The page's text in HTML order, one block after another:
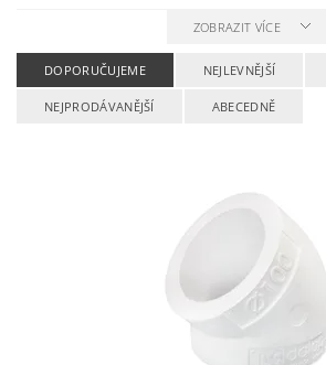
ZOBRAZIT VÍCE
DOPORUČUJEME NEJLEVNĚJŠÍ
NEJPRODÁVANĚJŠÍ ABECEDNĚ